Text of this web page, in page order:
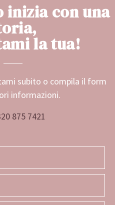
inizia con una
la tua!
subito o compila il form
informazioni.
875 7421